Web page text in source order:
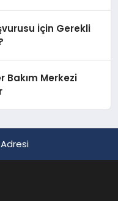
İçin Gerekli
Bakım Merkezi